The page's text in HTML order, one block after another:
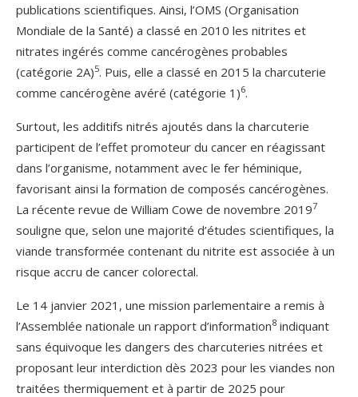
publications scientifiques. Ainsi, l’OMS (Organisation
Mondiale de la Santé) a classé en 2010 les nitrites et
nitrates ingérés comme cancérogènes probables
(catégorie 2A)5. Puis, elle a classé en 2015 la charcuterie
comme cancérogène avéré (catégorie 1)6.
Surtout, les additifs nitrés ajoutés dans la charcuterie
participent de l’effet promoteur du cancer en réagissant
dans l’organisme, notamment avec le fer héminique,
favorisant ainsi la formation de composés cancérogènes.
La récente revue de William Cowe de novembre 20197
souligne que, selon une majorité d’études scientifiques, la
viande transformée contenant du nitrite est associée à un
risque accru de cancer colorectal.
Le 14 janvier 2021, une mission parlementaire a remis à
l’Assemblée nationale un rapport d’information8 indiquant
sans équivoque les dangers des charcuteries nitrées et
proposant leur interdiction dès 2023 pour les viandes non
traitées thermiquement et à partir de 2025 pour